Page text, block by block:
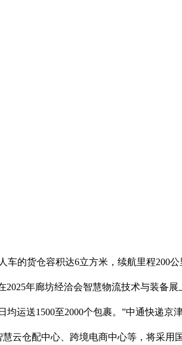
的货仓容积达6立方米，续航里程200公
年廊坊经洽会智慧物流技术与装备
运送1500至2000个包裹。”中通快递京
云仓配中心、跨境电商中心等，将采用